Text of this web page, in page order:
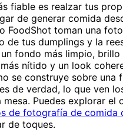
fiable es realzar tus
de generar comida
FoodShot toman una
de tus dumplings y la
fondo más limpio, brillo
nítido y un look
se construye sobre una
de verdad, lo que ven
Puedes explorar el
de fotografía de comida
de toques.